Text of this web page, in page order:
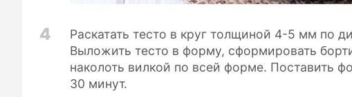
4
Раскатать тесто в круг толщиной 4-5 мм по
Выложить тесто в форму, сформировать
наколоть вилкой по всей форме. Поставить
30 минут.